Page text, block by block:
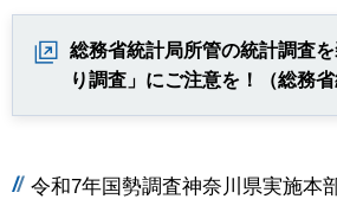
総務省統計局所管の統計調査
り調査」にご注意を！（総務省
令和7年国勢調査神奈川県実施本